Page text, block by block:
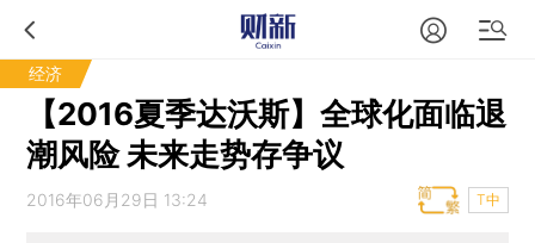
经济
【2016夏季达沃斯】全球化面临退
潮风险 未来走势存争议
2016年06月29日 13:24 T中